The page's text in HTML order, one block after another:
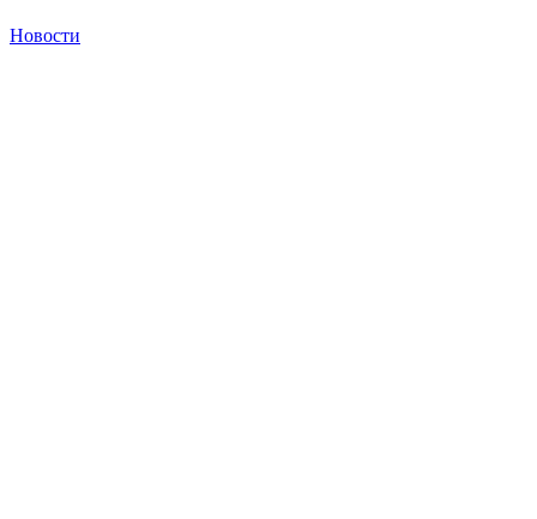
Новости